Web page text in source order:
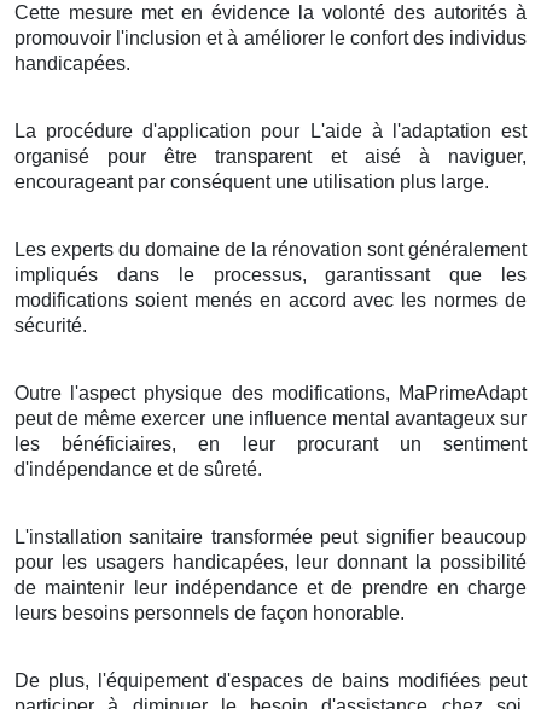
Cette mesure met en évidence la volonté des autorités à
promouvoir l'inclusion et à améliorer le confort des individus
handicapées.
La procédure d'application pour L'aide à l'adaptation est
organisé pour être transparent et aisé à naviguer,
encourageant par conséquent une utilisation plus large.
Les experts du domaine de la rénovation sont généralement
impliqués dans le processus, garantissant que les
modifications soient menés en accord avec les normes de
sécurité.
Outre l'aspect physique des modifications, MaPrimeAdapt
peut de même exercer une influence mental avantageux sur
les bénéficiaires, en leur procurant un sentiment
d'indépendance et de sûreté.
L'installation sanitaire transformée peut signifier beaucoup
pour les usagers handicapées, leur donnant la possibilité
de maintenir leur indépendance et de prendre en charge
leurs besoins personnels de façon honorable.
De plus, l'équipement d'espaces de bains modifiées peut